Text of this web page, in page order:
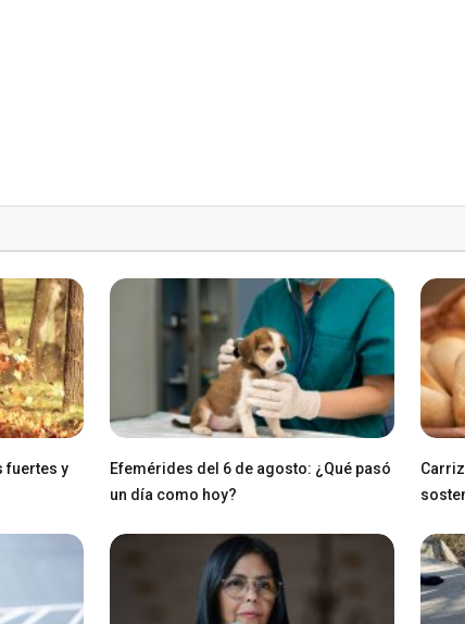
fuertes y
Efemérides del 6 de agosto: ¿Qué pasó
un día como hoy?